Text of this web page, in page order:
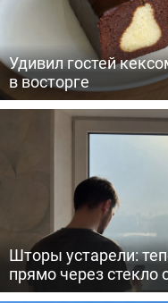
Удивил гостей
в восторге
Шторы устарели:
прямо через стекло